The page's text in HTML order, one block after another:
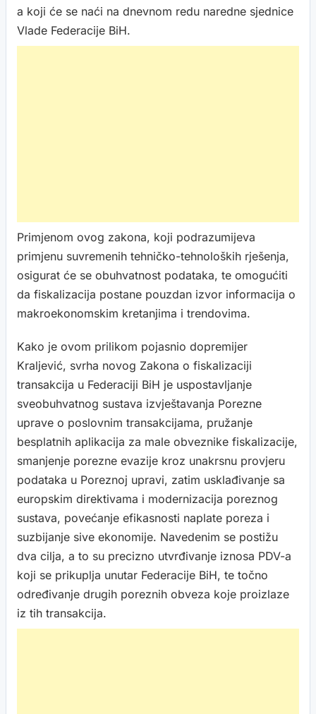
a koji će se naći na dnevnom redu naredne sjednice
Vlade Federacije BiH.
Primjenom ovog zakona, koji podrazumijeva
primjenu suvremenih tehničko-tehnoloških rješenja,
osigurat će se obuhvatnost podataka, te omogućiti
da fiskalizacija postane pouzdan izvor informacija o
makroekonomskim kretanjima i trendovima.
Kako je ovom prilikom pojasnio dopremijer
Kraljević, svrha novog Zakona o fiskalizaciji
transakcija u Federaciji BiH je uspostavljanje
sveobuhvatnog sustava izvještavanja Porezne
uprave o poslovnim transakcijama, pružanje
besplatnih aplikacija za male obveznike fiskalizacije,
smanjenje porezne evazije kroz unakrsnu provjeru
podataka u Poreznoj upravi, zatim usklađivanje sa
europskim direktivama i modernizacija poreznog
sustava, povećanje efikasnosti naplate poreza i
suzbijanje sive ekonomije. Navedenim se postižu
dva cilja, a to su precizno utvrđivanje iznosa PDV-a
koji se prikuplja unutar Federacije BiH, te točno
određivanje drugih poreznih obveza koje proizlaze
iz tih transakcija.